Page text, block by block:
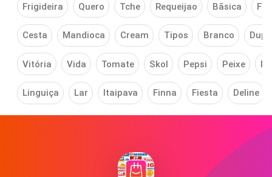
Frigideira Quero Tche Requeijao Bãsica
Cesta Mandioca Cream Tipos Branco
Vitória Vida Tomate Skol Pepsi Peixe
Linguiça Lar Itaipava Finna Fiesta Deline